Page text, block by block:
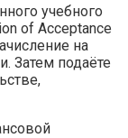
учебного
of Acceptance
на
Затем подаёте